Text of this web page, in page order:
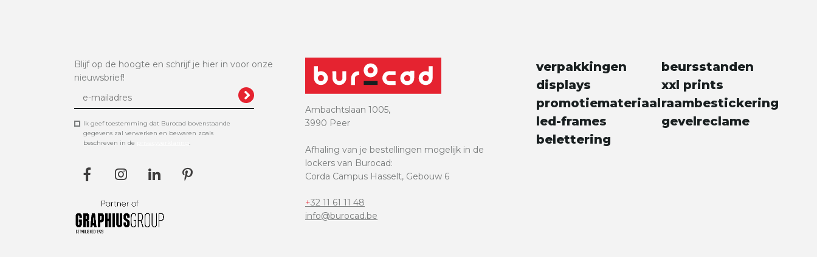
Blijf op de hoogte en schrijf je hier in voor onze
nieuwsbrief!
Ik geef toestemming dat Burocad bovenstaande
gegevens zal verwerken en bewaren zoals
beschreven in de
.
Ambachtslaan 1005,
3990 Peer
Afhaling van je bestellingen mogelijk in de
lockers van Burocad:
Corda Campus Hasselt, Gebouw 6
+32 11 61 11 48
info@burocad.be
verpakkingen
displays
promotiemateriaal
led-frames
belettering
beursstanden
xxl prints
raambestickering
gevelreclame